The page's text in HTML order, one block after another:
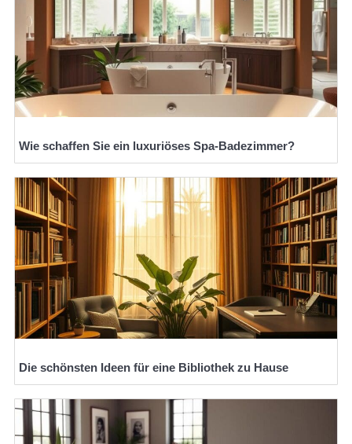
Wie schaffen Sie ein luxuriöses Spa-Badezimmer?
Die schönsten Ideen für eine Bibliothek zu Hause